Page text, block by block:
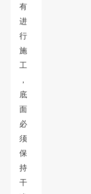
有
进
行
施
工
，
底
面
必
须
保
持
干